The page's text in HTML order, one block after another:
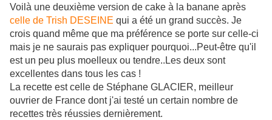
Voilà une deuxième version de cake à la banane après
celle de Trish DESEINE qui a été un grand succès. Je
crois quand même que ma préférence se porte sur celle-ci
mais je ne saurais pas expliquer pourquoi...Peut-être qu'il
est un peu plus moelleux ou tendre..Les deux sont
excellentes dans tous les cas !
La recette est celle de Stéphane GLACIER, meilleur
ouvrier de France dont j'ai testé un certain nombre de
recettes très réussies dernièrement.